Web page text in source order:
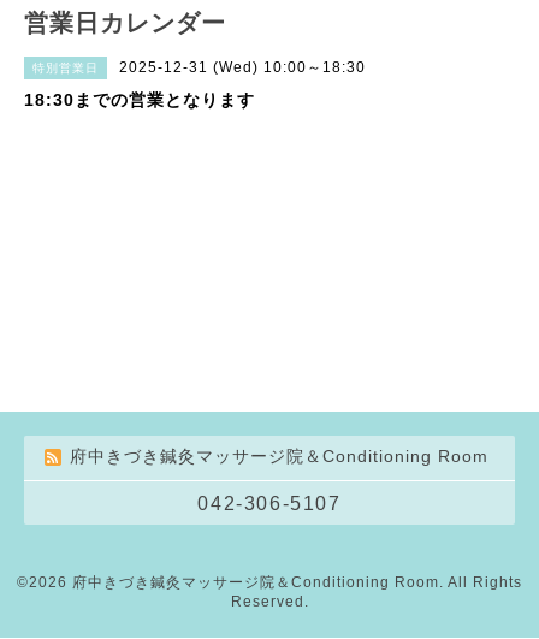
営業日カレンダー
特別営業日 2025-12-31 (Wed) 10:00～18:30
18:30までの営業となります
府中きづき鍼灸マッサージ院＆Conditioning Room
042-306-5107
©2026 府中きづき鍼灸マッサージ院＆Conditioning Room . All Rights
Reserved.